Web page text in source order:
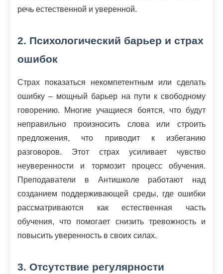
речь естественной и уверенной.
2. Психологический барьер и страх
ошибок
Страх показаться некомпетентным или сделать
ошибку – мощный барьер на пути к свободному
говорению. Многие учащиеся боятся, что будут
неправильно произносить слова или строить
предложения, что приводит к избеганию
разговоров. Этот страх усиливает чувство
неуверенности и тормозит процесс обучения.
Преподаватели в Антишколе работают над
созданием поддерживающей среды, где ошибки
рассматриваются как естественная часть
обучения, что помогает снизить тревожность и
повысить уверенность в своих силах.
3. Отсутствие регулярности